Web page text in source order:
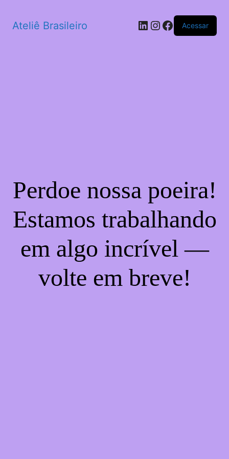
Ateliê Brasileiro LinkedIn
Instagram
Facebook
Acessar
Perdoe nossa poeira!
Estamos trabalhando
em algo incrível —
volte em breve!